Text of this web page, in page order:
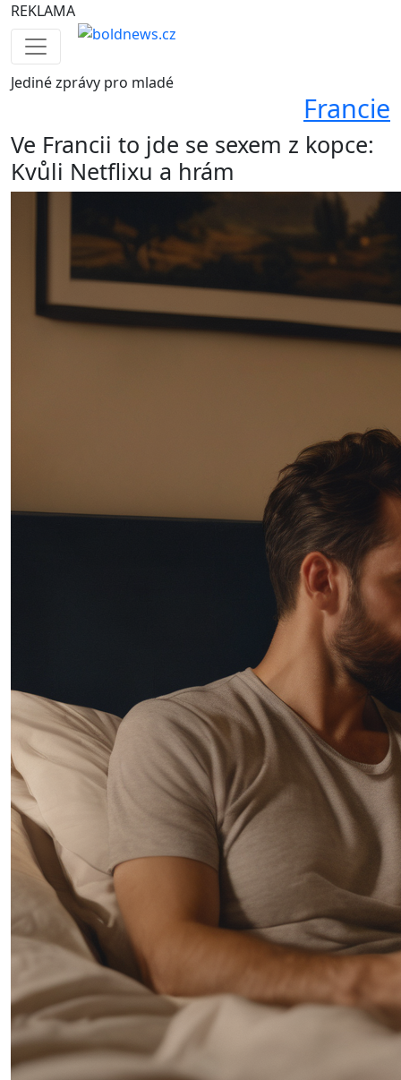
REKLAMA
Jedinézprávy pro mladé
Francie
Ve Francii to jde se sexem z kopce:
Kvůli Netflixu a hrám